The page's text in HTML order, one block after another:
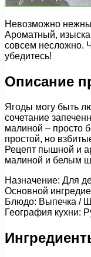
Невозможно
Ароматный,
совсем несложно.
убедитесь!
Описание
Ягоды могу быть
сочетание
малиной – просто
простой, но
Рецепт пышной и
малиной и белым
Назначение: Для
Основной
Блюдо: Выпечка /
География кухни: